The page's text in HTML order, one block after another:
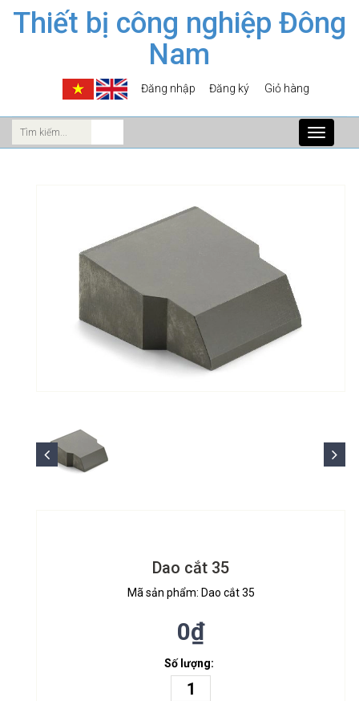
Thiết bị công nghiệp Đông
Nam
Đăng nhập Đăng ký Giỏ hàng
Toggle
Dao cắt 35
Mã sản phẩm: Dao cắt 35
0₫
Số lượng: